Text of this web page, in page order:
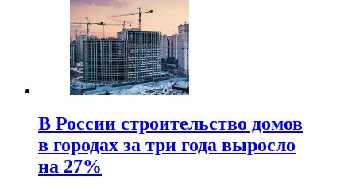
В России строительство домов
в городах за три года выросло
на 27%